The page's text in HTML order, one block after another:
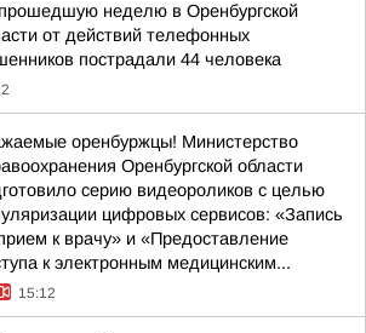
неделю в Оренбургской
от действий телефонных
пострадали 44 человека
оренбуржцы! Министерство
Оренбургской области
серию видеороликов с целью
цифровых сервисов: «Запись
к врачу» и «Предоставление
к электронным медицинским...
15:12